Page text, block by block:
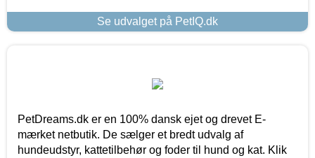
Se udvalget på PetIQ.dk
PetDreams.dk er en 100% dansk ejet og drevet E-
mærket netbutik. De sælger et bredt udvalg af
hundeudstyr, kattetilbehør og foder til hund og kat. Klik